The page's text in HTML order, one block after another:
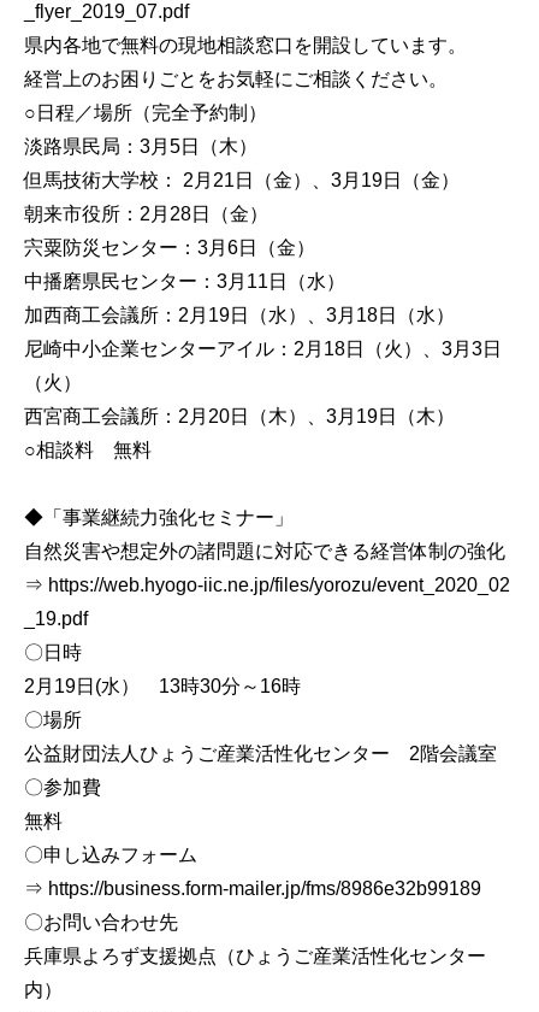
_flyer_2019_07.pdf
県内各地で無料の現地相談窓口を開設しています。
経営上のお困りごとをお気軽にご相談ください。
○日程／場所（完全予約制）
淡路県民局：3月5日（木）
但馬技術大学校： 2月21日（金）、3月19日（金）
朝来市役所：2月28日（金）
宍粟防災センター：3月6日（金）
中播磨県民センター：3月11日（水）
加西商工会議所：2月19日（水）、3月18日（水）
尼崎中小企業センターアイル：2月18日（火）、3月3日
（火）
西宮商工会議所：2月20日（木）、3月19日（木）
○相談料 無料
◆「事業継続力強化セミナー」
自然災害や想定外の諸問題に対応できる経営体制の強化
⇒ https://web.hyogo-iic.ne.jp/files/yorozu/event_2020_02
_19.pdf
〇日時
2月19日(水） 13時30分～16時
〇場所
公益財団法人ひょうご産業活性化センター 2階会議室
〇参加費
無料
〇申し込みフォーム
⇒ https://business.form-mailer.jp/fms/8986e32b99189
〇お問い合わせ先
兵庫県よろず支援拠点（ひょうご産業活性化センター
内）